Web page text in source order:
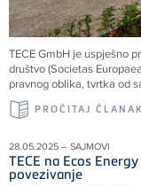
TECE GmbH je uspješno
društvo (Societas
pravnog oblika, tvrtka od
PROČITAJ ČLANAK
28.05.2025 – SAJMOVI
TECE na Ecos
povezivanje